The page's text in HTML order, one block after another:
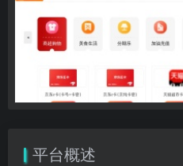
平台概述